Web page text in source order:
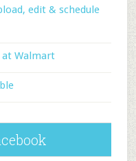
edit & schedule
at Walmart